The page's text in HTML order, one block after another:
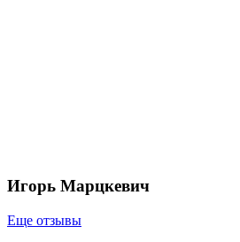
Игорь Марцкевич
Еще отзывы